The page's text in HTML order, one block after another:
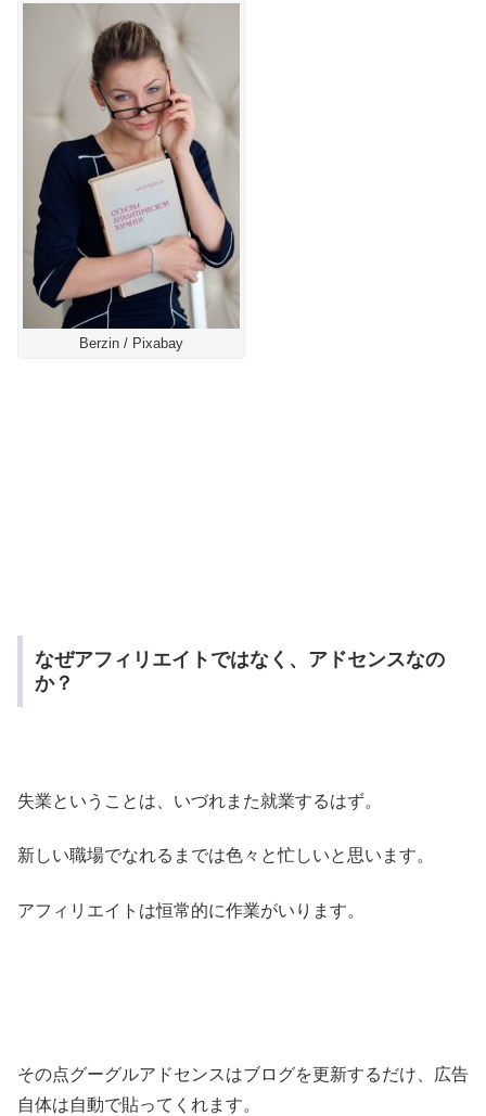
Berzin / Pixabay
なぜアフィリエイトではなく、アドセンスなの
か？
失業ということは、いづれまた就業するはず。
新しい職場でなれるまでは色々と忙しいと思います。
アフィリエイトは恒常的に作業がいります。
その点グーグルアドセンスはブログを更新するだけ、広告
自体は自動で貼ってくれます。